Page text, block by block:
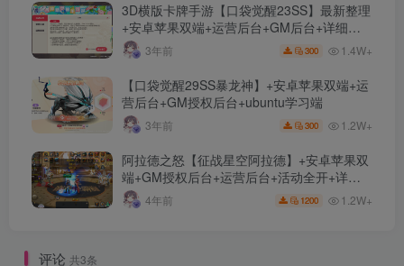
3D横版卡牌手游【口袋觉醒23SS】最新整理
+安卓苹果双端+运营后台+GM后台+详细搭
建教程3年前 300 1.4W+
【口袋觉醒29SS暴龙神】+安卓苹果双端+运
营后台+GM授权后台+ubuntu学习端
3年前 300 1.2W+
阿拉德之怒【征战星空阿拉德】+安卓苹果双
端+GM授权后台+运营后台+活动全开+详细
教程 4年前 1200 1.2W+
评论 共3条